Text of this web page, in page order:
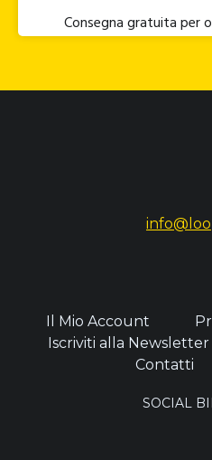
Consegna gratuita per
Il Mio Account
Iscriviti alla Newsletter
Contatti
SOCIAL